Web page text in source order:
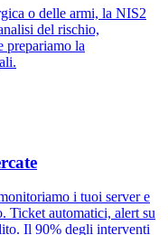
o delle armi, la NIS2
del rischio,
prepariamo la
i tuoi server e
Ticket automatici, alert su
Il 90% degli interventi